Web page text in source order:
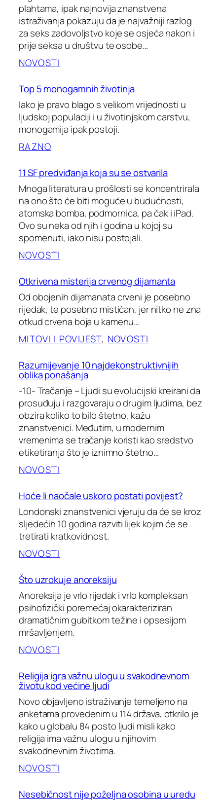
plahtama, ipak najnovija znanstvena
istraživanja pokazuju da je najvažniji razlog
za seks zadovoljstvo koje se osjeća nakon i
prije seksa u društvu te osobe…
NOVOSTI
Top 5 monogamnih životinja
Iako je pravo blago s velikom vrijednosti u
ljudskoj populaciji i u životinjskom carstvu,
monogamija ipak postoji.
RAZNO
11 SF predviđanja koja su se ostvarila
Mnoga literatura u prošlosti se koncentrirala
na ono što će biti moguće u budućnosti,
atomska bomba, podmornica, pa čak i iPad.
Ovo su neka od njih i godina u kojoj su
spomenuti, iako nisu postojali.
NOVOSTI
Otkrivena misterija crvenog dijamanta
Od obojenih dijamanata crveni je posebno
rijedak, te posebno mističan, jer nitko ne zna
otkud crvena boja u kamenu…
MITOVI I POVIJEST, NOVOSTI
Razumijevanje 10 najdekonstruktivnijih
oblika ponašanja
-10- Tračanje – Ljudi su evolucijski kreirani da
prosuđuju i razgovaraju o drugim ljudima, bez
obzira koliko to bilo štetno, kažu
znanstvenici. Međutim, u modernim
vremenima se tračanje koristi kao sredstvo
etiketiranja što je iznimno štetno…
NOVOSTI
Hoće li naočale uskoro postati povijest?
Londonski znanstvenici vjeruju da će se kroz
sljedećih 10 godina razviti lijek kojim će se
tretirati kratkovidnost.
NOVOSTI
Što uzrokuje anoreksiju
Anoreksija je vrlo rijedak i vrlo kompleksan
psihofizički poremećaj okarakteriziran
dramatičnim gubitkom težine i opsesijom
mršavljenjem.
NOVOSTI
Religija igra važnu ulogu u svakodnevnom
životu kod većine ljudi
Novo objavljeno istraživanje temeljeno na
anketama provedenim u 114 država, otkrilo je
kako u globalu 84 posto ljudi misli kako
religija ima važnu ulogu u njihovim
svakodnevnim životima.
NOVOSTI
Nesebičnost nije poželjna osobina u uredu